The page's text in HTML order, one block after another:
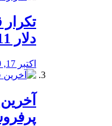
دلار 11 400
اکتبر 17, 2019